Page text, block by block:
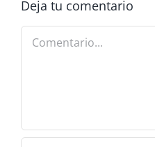
Deja tu comentario
Comentario